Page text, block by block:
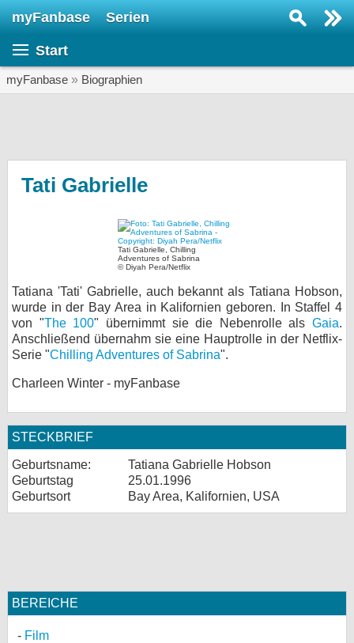
myFanbase Serien
Start
myFanbase » Biographien
Tati Gabrielle
Tati Gabrielle, Chilling
Adventures of Sabrina
© Diyah Pera/Netflix
Tatiana 'Tati' Gabrielle, auch bekannt als Tatiana Hobson,
wurde in der Bay Area in Kalifornien geboren. In Staffel 4
von "The 100" übernimmt sie die Nebenrolle als Gaia.
Anschließend übernahm sie eine Hauptrolle in der Netflix-
Serie "Chilling Adventures of Sabrina".
Charleen Winter - myFanbase
STECKBRIEF
Geburtsname:
Tatiana Gabrielle Hobson
Geburtstag
25.01.1996
Geburtsort
Bay Area, Kalifornien, USA
BEREICHE
Film
KULTUR
Specials
Gewinnspiele
Forum
bei Facebook
Kontakt
Nutzungsbedingungen